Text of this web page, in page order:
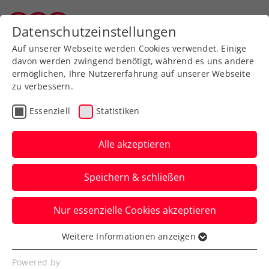
Zurück zur Newsübersicht
Davis Cup
JOIN OUR TEAM!
Volunteers für Davis-
Cup-Heimspiel gegen
Finnland gesucht
Werde Teil von Österreichs Davis-Cup-
Team bei der Qualifikationsrunde im
Multiversum Schwechat.
Datenschutzeinstellungen
Auf unserer Webseite werden Cookies verwendet. Einige
davon werden zwingend benötigt, während es uns andere
ermöglichen, Ihre Nutzererfahrung auf unserer Webseite
zu verbessern.
Essenziell Statistiken
Alle akzeptieren
Speichern & schließen
Nur essenzielle Cookies akzeptieren
Essenziell
Essenzielle Cookies werden für grundlegende
Weitere Informationen anzeigen
Powered by